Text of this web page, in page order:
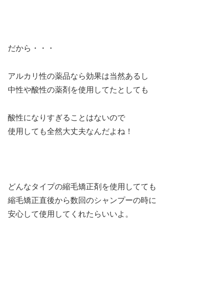
だから・・・
アルカリ性の薬品なら効果は当然あるし
中性や酸性の薬剤を使用してたとしても
酸性になりすぎることはないので
使用しても全然大丈夫なんだよね！
どんなタイプの縮毛矯正剤を使用してても
縮毛矯正直後から数回のシャンプーの時に
安心して使用してくれたらいいよ。